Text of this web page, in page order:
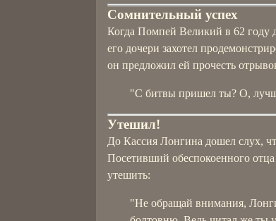
Сомнительный успех
Когда Помпей Великий в 62 году
его дочери захотел
он предложил ей прочесть
"С битвы пришел ты? О,
Утешил!
До Кассия Лонгина дошел слух,
Посетивший обеспокоенного отца
утешить:
"Не обращай внимания,